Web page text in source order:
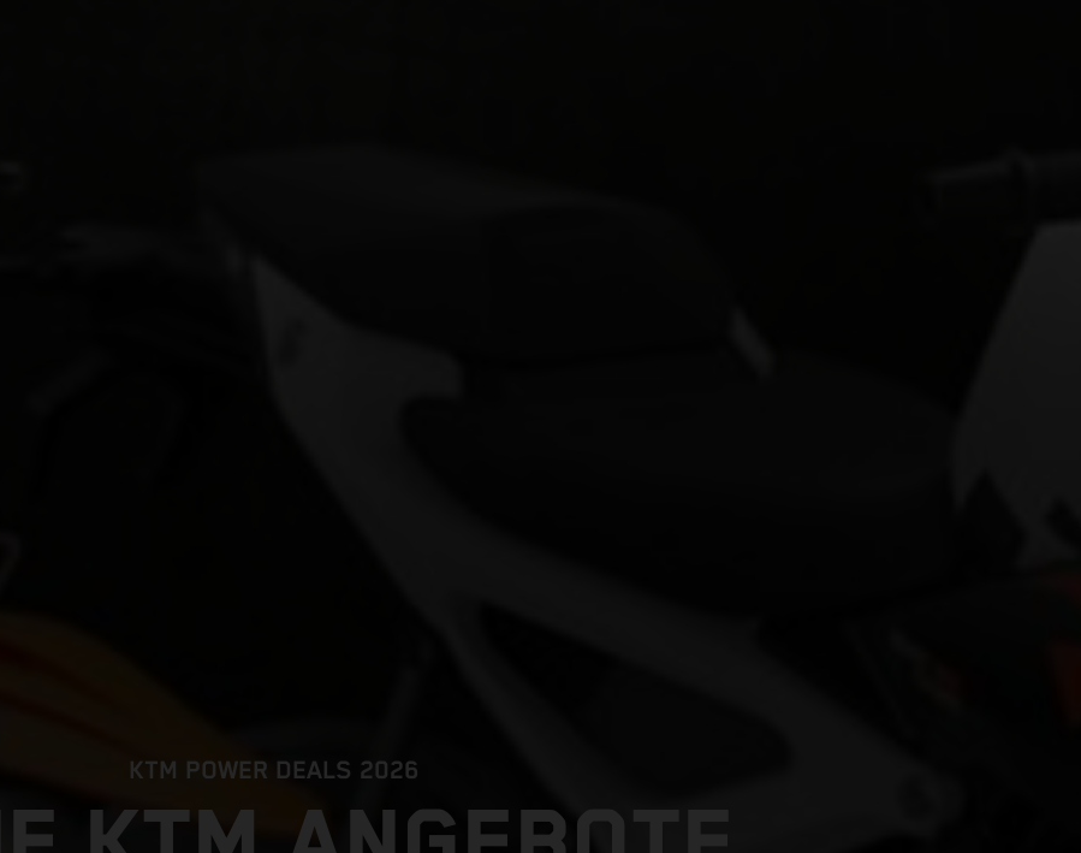
KTM POWER DEALS 2026